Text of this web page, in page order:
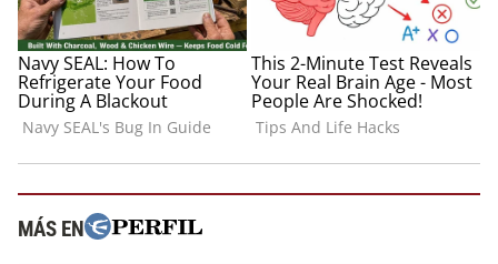
MÁS EN